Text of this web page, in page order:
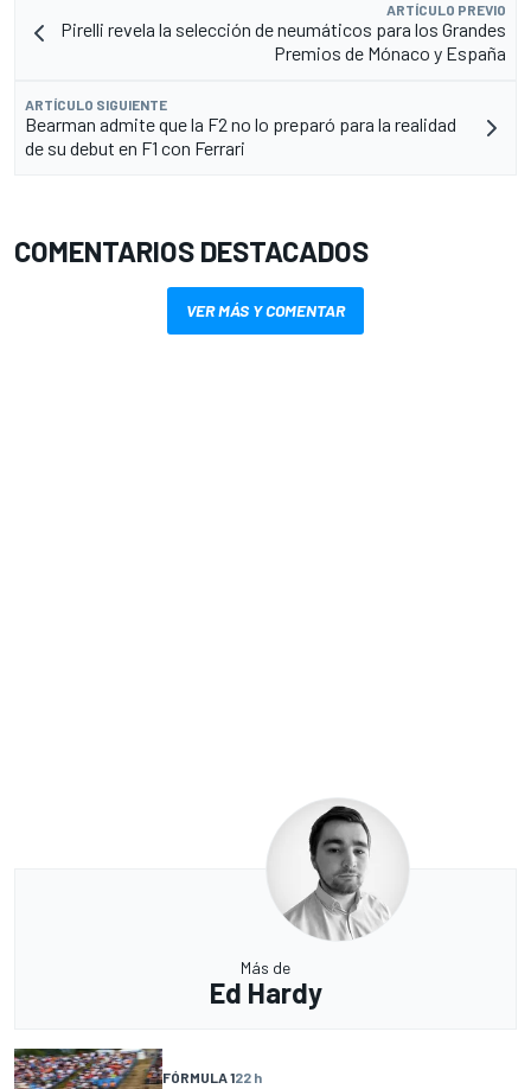
ARTÍCULO PREVIO
Pirelli revela la selección de neumáticos para los Grandes
Premios de Mónaco y España
ARTÍCULO SIGUIENTE
Bearman admite que la F2 no lo preparó para la realidad
de su debut en F1 con Ferrari
COMENTARIOS DESTACADOS
VER MÁS Y COMENTAR
Más de
Ed Hardy
FÓRMULA 122 h